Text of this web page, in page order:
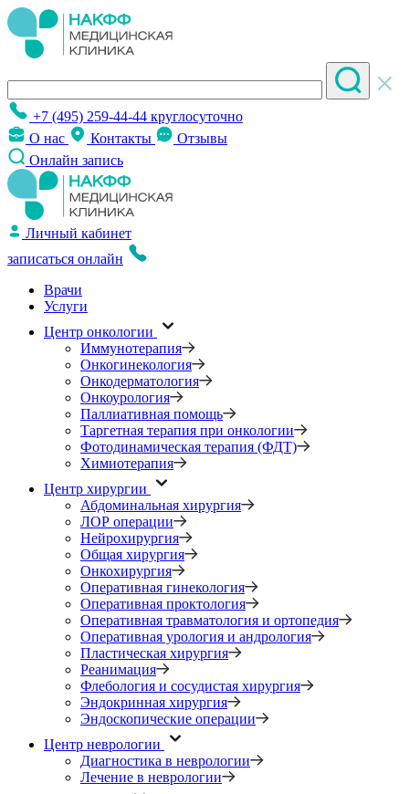
+7 (495) 259-44-44 круглосуточно
О нас
Контакты
Отзывы
Онлайн запись
Личный кабинет
записаться онлайн
Врачи
Услуги
Центр онкологии
Иммунотерапия
Онкогинекология
Онкодерматология
Онкоурология
Паллиативная помощь
Таргетная терапия при онкологии
Фотодинамическая терапия (ФДТ)
Химиотерапия
Центр хирургии
Абдоминальная хирургия
ЛОР операции
Нейрохирургия
Общая хирургия
Онкохирургия
Оперативная гинекология
Оперативная проктология
Оперативная травматология и ортопедия
Оперативная урология и андрология
Пластическая хирургия
Реанимация
Флебология и сосудистая хирургия
Эндокринная хирургия
Эндоскопические операции
Центр неврологии
Диагностика в неврологии
Лечение в неврологии